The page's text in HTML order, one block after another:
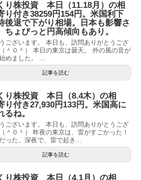
り株投資 本日（11.18月）の相
り付き38259円154円。米国利下
後退で下がり相場。日本も影響さ
ちょびっと円高傾向もあり。
ございます。 本日も、訪問ありがとうござ
＾０＾） 本日の東京は曇天。 外の風の音が
めました。 ...
記事を読む
り株投資 本日（8.4木）の相
り付き27,930円133円。米国高に
るね。
ございます。 本日も、訪問ありがとうござ
＾０＾） 昨夜の東京は、雷がすごかった！
った。深夜で、雷で起き...
記事を読む
り株投資 本日（4.1月）の相